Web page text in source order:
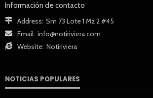
Información de contacto
Address: Sm 73 Lote 1 Mz 2 #45
Email: info@notiriviera.com
Website: Notiriviera
NOTICIAS POPULARES